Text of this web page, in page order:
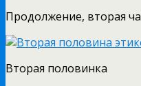
Продолжение, вторая
Вторая половинка